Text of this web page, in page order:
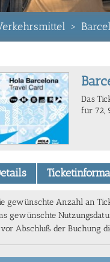
>
Das
für 72,
gewünschte Anzahl an
gewünschte
vor Abschluß der Buchung